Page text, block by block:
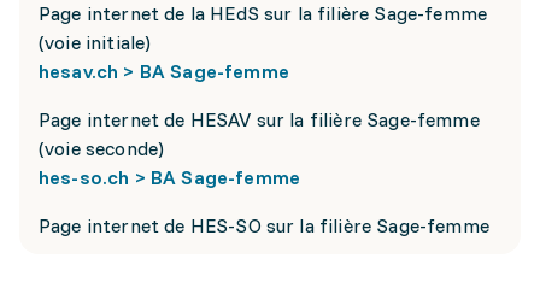
Page internet de la HEdS sur la filière Sage-femme
(voie initiale)
hesav.ch > BA Sage-femme
Page internet de HESAV sur la filière Sage-femme
(voie seconde)
hes-so.ch > BA Sage-femme
Page internet de HES-SO sur la filière Sage-femme